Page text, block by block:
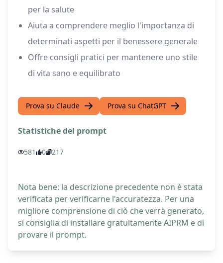
per la salute
Aiuta a comprendere meglio l'importanza di
determinati aspetti per il benessere generale
Offre consigli pratici per mantenere uno stile
di vita sano e equilibrato
Prova su Claude Prova su ChatGPT
Statistiche del prompt
581 0 217
Nota bene: la descrizione precedente non è stata
verificata per verificarne l'accuratezza. Per una
migliore comprensione di ciò che verrà generato,
si consiglia di installare gratuitamente AIPRM e di
provare il prompt.